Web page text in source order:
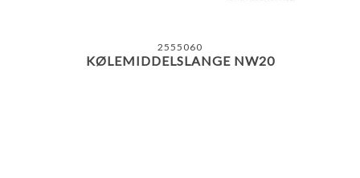
2555060
KØLEMIDDELSLANGE NW20